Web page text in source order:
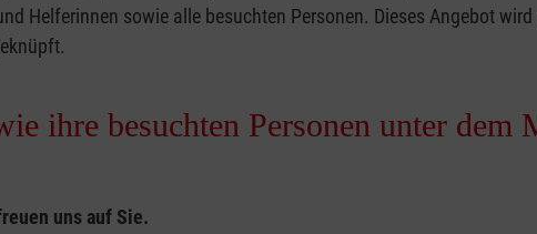
Helferinnen sowie alle besuchten Personen. Dieses Angebot
ihre besuchten Personen unter dem
uns auf Sie.